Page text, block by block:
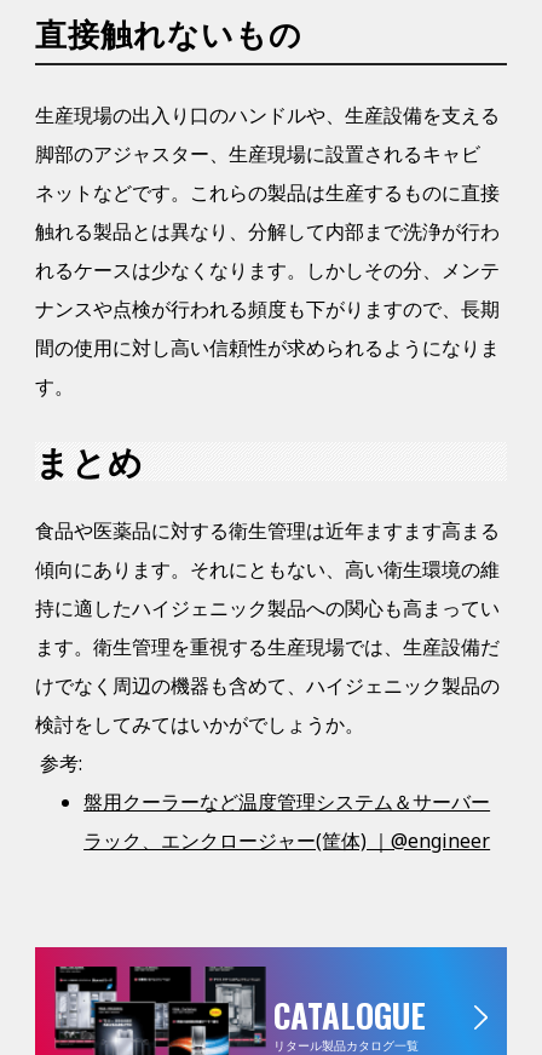
直接触れないもの
生産現場の出入り口のハンドルや、生産設備を支える
脚部のアジャスター、生産現場に設置されるキャビ
ネットなどです。これらの製品は生産するものに直接
触れる製品とは異なり、分解して内部まで洗浄が行わ
れるケースは少なくなります。しかしその分、メンテ
ナンスや点検が行われる頻度も下がりますので、長期
間の使用に対し高い信頼性が求められるようになりま
す。
まとめ
食品や医薬品に対する衛生管理は近年ますます高まる
傾向にあります。それにともない、高い衛生環境の維
持に適したハイジェニック製品への関心も高まってい
ます。衛生管理を重視する生産現場では、生産設備だ
けでなく周辺の機器も含めて、ハイジェニック製品の
検討をしてみてはいかがでしょうか。
参考:
盤用クーラーなど温度管理システム＆サーバー
ラック、エンクロージャー(筐体) ｜@engineer
CATALOGUE
リタール製品カタログ一覧